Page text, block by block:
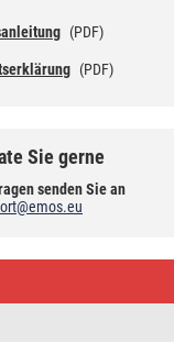
(PDF)
(PDF)
Sie gerne
senden Sie an